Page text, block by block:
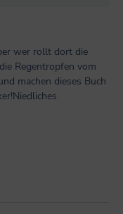
wer rollt dort die
Regentropfen vom
machen dieses Buch